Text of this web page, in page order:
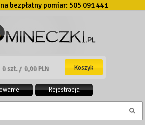
bezpłatny pomiar: 505 091 441
0 szt. / 0,00 PLN Koszyk
Rejestracja